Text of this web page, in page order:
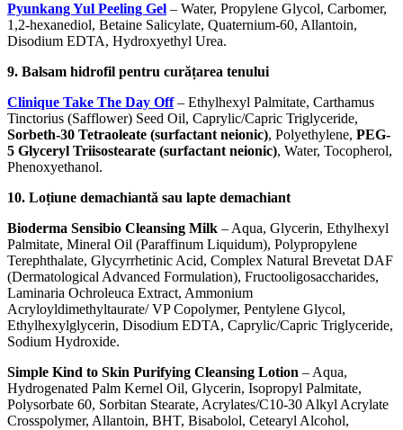
Pyunkang Yul Peeling Gel – Water, Propylene Glycol, Carbomer,
1,2-hexanediol, Betaine Salicylate, Quaternium-60, Allantoin,
Disodium EDTA, Hydroxyethyl Urea.
9. Balsam hidrofil pentru curățarea tenului
Clinique Take The Day Off– Ethylhexyl Palmitate, Carthamus
Tinctorius (Safflower) Seed Oil, Caprylic/Capric Triglyceride,
Sorbeth-30 Tetraoleate (surfactant neionic), Polyethylene, PEG-
5 Glyceryl Triisostearate (surfactant neionic), Water, Tocopherol,
Phenoxyethanol.
10. Loțiune demachiantă sau lapte demachiant
Bioderma Sensibio Cleansing Milk – Aqua, Glycerin, Ethylhexyl
Palmitate, Mineral Oil (Paraffinum Liquidum), Polypropylene
Terephthalate, Glycyrrhetinic Acid, Complex Natural Brevetat DAF
(Dermatological Advanced Formulation), Fructooligosaccharides,
Laminaria Ochroleuca Extract, Ammonium
Acryloyldimethyltaurate/ VP Copolymer, Pentylene Glycol,
Ethylhexylglycerin, Disodium EDTA, Caprylic/Capric Triglyceride,
Sodium Hydroxide.
Simple Kind to Skin Purifying Cleansing Lotion – Aqua,
Hydrogenated Palm Kernel Oil, Glycerin, Isopropyl Palmitate,
Polysorbate 60, Sorbitan Stearate, Acrylates/C10-30 Alkyl Acrylate
Crosspolymer, Allantoin, BHT, Bisabolol, Cetearyl Alcohol,